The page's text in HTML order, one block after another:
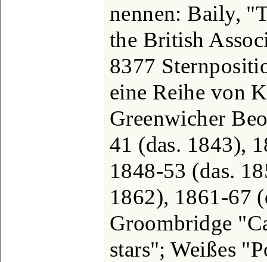
nennen: Baily,
the British
8377
eine Reihe von
Greenwicher
41 (das. 1843),
1848-53 (das.
1862), 1861-67
Groombridge
stars"; Weißes